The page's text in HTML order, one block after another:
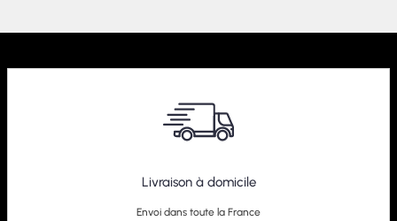
Livraison à domicile
Envoi dans toute la France